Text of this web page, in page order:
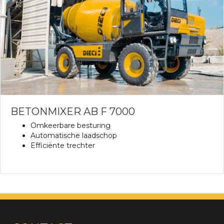
BETONMIXER AB F 7000
Omkeerbare besturing
Automatische laadschop
Efficiënte trechter